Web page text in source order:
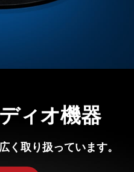
ィオ機器
く取り扱っています。